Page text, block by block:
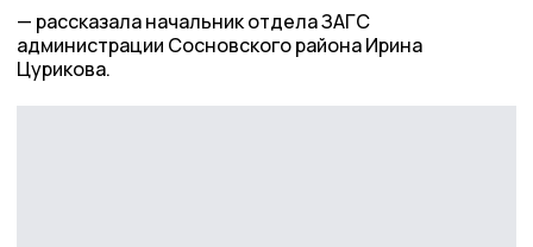
рассказала начальник отдела ЗАГС
администрации Сосновского района Ирина
Цурикова.